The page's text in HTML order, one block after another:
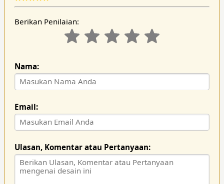
Berikan Penilaian:
Nama:
Email:
Ulasan, Komentar atau Pertanyaan: